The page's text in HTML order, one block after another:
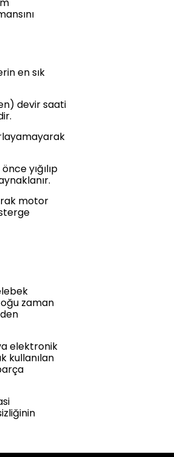
en sık
devir saati
yığılıp
motor
zaman
elektronik
kullanılan